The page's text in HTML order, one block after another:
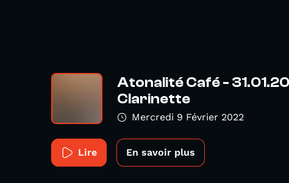
Atonalité Café -
Clarinette
Mercredi 9 Février 2022
Lire En savoir plus